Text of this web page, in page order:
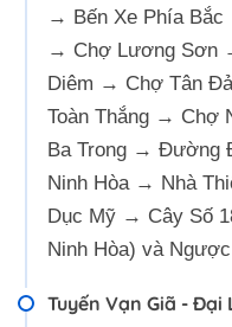
→ Bến Xe Phía
→ Chợ Lương Sơn
Diêm → Chợ Tân
Toàn Thắng → Chợ
Ba Trong → Đường
Ninh Hòa → Nhà
Dục Mỹ → Cây Số
Ninh Hòa) và
Tuyến Vạn Giã - Đại